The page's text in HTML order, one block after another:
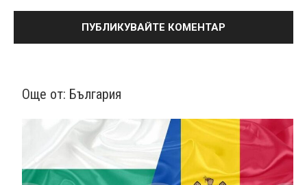
Още от: България